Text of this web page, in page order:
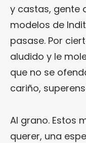
y castas, gente
modelos de
pasase. Por
aludido y le
que no se
cariño,
Al grano. Estos
querer, una